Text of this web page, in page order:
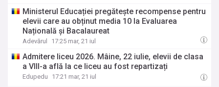
Ministerul Educației pregătește recompense pentru
elevii care au obținut media 10 la Evaluarea
Națională și Bacalaureat
Adevărul 17:25 mar, 21 iul
Admitere liceu 2026. Mâine, 22 iulie, elevii de clasa
a VIII-a află la ce liceu au fost repartizați
Edupedu 17:21 mar, 21 iul